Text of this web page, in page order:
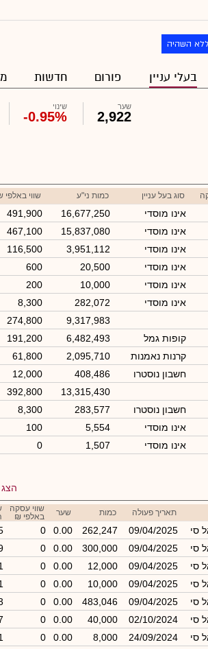
ללא השהיה
בעלי עניין פורום חדשות
שער
2,922
שינוי
-0.95%
סוג בעל עניין כמות ני"ע שווי באלפי
אינו מוסדי 16,677,250
491,900
אינו מוסדי 15,837,080
467,100
אינו מוסדי 3,951,112
116,500
אינו מוסדי 20,500
600
אינו מוסדי 10,000
200
אינו מוסדי 282,072
8,300
9,317,983
274,800
קופות גמל 6,482,493
191,200
קרנות נאמנות 2,095,710
61,800
חשבון נוסטרו 408,486
12,000
13,315,430
392,800
חשבון נוסטרו 283,577
8,300
אינו מוסדי 5,554
100
אינו מוסדי 1,507
0
תאריך פעולה כמות שער
שווי עסקה
באלפי ₪
סי 09/04/2025
262,247
0.00
0
סי 09/04/2025
300,000
0.00
0
סי 09/04/2025
12,000
0.00
0
סי 09/04/2025
10,000
0.00
0
סי 09/04/2025
483,046
0.00
0
סי 02/10/2024
40,000
0.00
0
סי 24/09/2024
8,000
0.00
0